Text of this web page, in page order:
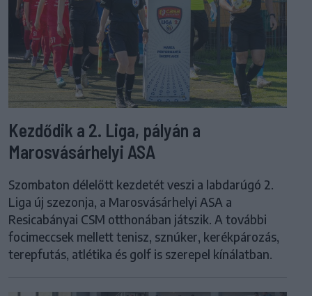
Kezdődik a 2. Liga, pályán a
Marosvásárhelyi ASA
Szombaton délelőtt kezdetét veszi a labdarúgó 2.
Liga új szezonja, a Marosvásárhelyi ASA a
Resicabányai CSM otthonában játszik. A további
focimeccsek mellett tenisz, sznúker, kerékpározás,
terepfutás, atlétika és golf is szerepel kínálatban.